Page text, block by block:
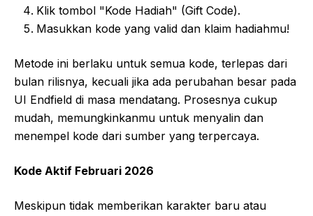
Klik tombol "Kode Hadiah" (Gift Code).
Masukkan kode yang valid dan klaim hadiahmu!
Metode ini berlaku untuk semua kode, terlepas dari
bulan rilisnya, kecuali jika ada perubahan besar pada
UI Endfield di masa mendatang. Prosesnya cukup
mudah, memungkinkanmu untuk menyalin dan
menempel kode dari sumber yang terpercaya.
Kode Aktif Februari 2026
Meskipun tidak memberikan karakter baru atau